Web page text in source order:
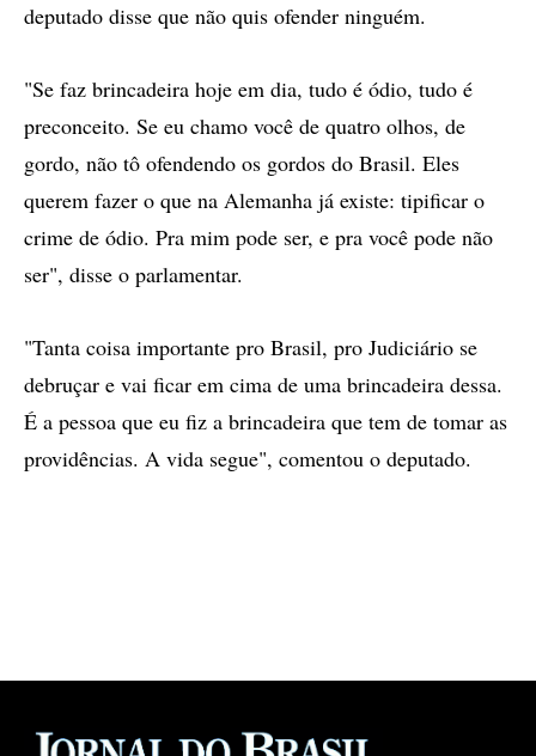
deputado disse que não quis ofender ninguém.
"Se faz brincadeira hoje em dia, tudo é ódio, tudo é
preconceito. Se eu chamo você de quatro olhos, de
gordo, não tô ofendendo os gordos do Brasil. Eles
querem fazer o que na Alemanha já existe: tipificar o
crime de ódio. Pra mim pode ser, e pra você pode não
ser", disse o parlamentar.
"Tanta coisa importante pro Brasil, pro Judiciário se
debruçar e vai ficar em cima de uma brincadeira dessa.
É a pessoa que eu fiz a brincadeira que tem de tomar as
providências. A vida segue", comentou o deputado.